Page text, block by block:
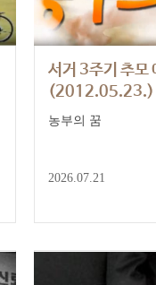
서거 3주기 추모
(2012.05.23.)
농부의 꿈
2026.07.21